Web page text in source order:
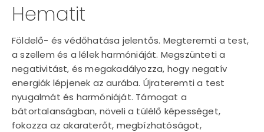
Hematit
Földelő- és védőhatása jelentős. Megteremti a test,
a szellem és a lélek harmóniáját. Megszünteti a
negativitást, és megakadályozza, hogy negatív
energiák lépjenek az aurába. Újrateremti a test
nyugalmát és harmóniáját. Támogat a
bátortalanságban, növeli a túlélő képességet,
fokozza az akaraterőt, megbízhatóságot,